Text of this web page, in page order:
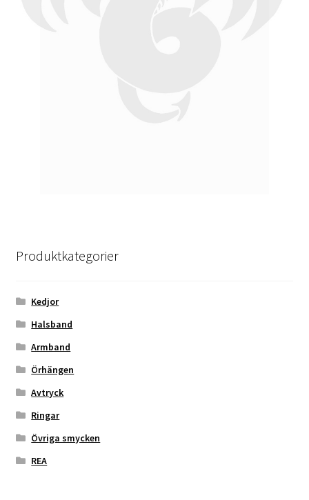
Produktkategorier
Kedjor
Halsband
Armband
Örhängen
Avtryck
Ringar
Övriga smycken
REA